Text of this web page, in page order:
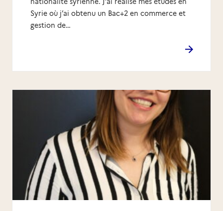
Syrie où j’ai obtenu un Bac+2 en commerce et
gestion de…